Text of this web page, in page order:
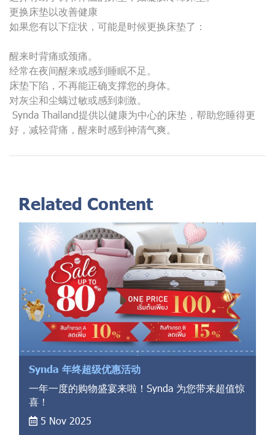
更换床垫以改善健康
如果您有以下症状，可能是时候更换床垫了：
醒来时背痛或颈痛。
经常在夜间醒来或感到睡眠不足。
床垫下陷，不再能正确支撑您的身体。
对灰尘和尘螨过敏或感到刺激。
Synda Thailand提供以健康为中心的床垫，帮助您睡得更
好，减轻背痛，醒来时感到神清气爽。
Related Content
Synda 年终超级优惠活动
一年一度的购物盛宴来啦！Synda 为您带来超值惊
喜！
5 Nov 2025